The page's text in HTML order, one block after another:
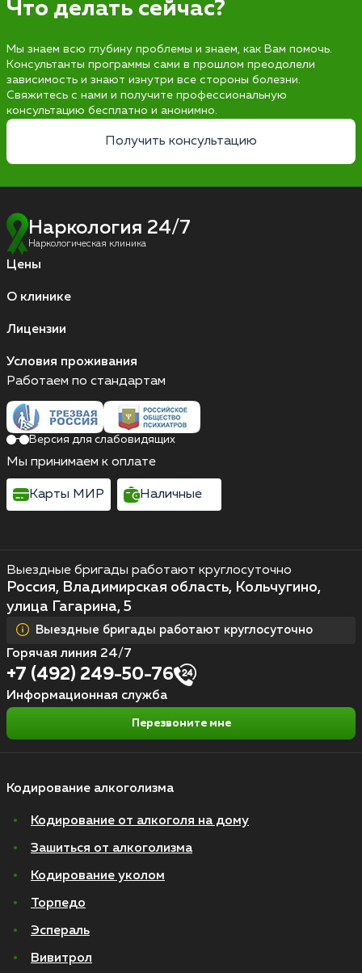
Что делать сейчас?
Мы знаем всю глубину проблемы и знаем, как Вам помочь.
Консультанты программы сами в прошлом преодолели
зависимость и знают изнутри все стороны болезни.
Свяжитесь с нами и получите профессиональную
консультацию бесплатно и анонимно.
Получить консультацию
Наркология 24/7
Наркологическая клиника
Цены
О клинике
Лицензии
Условия проживания
Кодирование алкоголизма
Кодирование от алкоголя на дому
Зашиться от алкоголизма
Кодирование уколом
Торпедо
Эспераль
Вивитрол
Выездные бригады работают круглосуточно
Россия, Владимирская область, Кольчугино,
улица Гагарина, 5
Выездные бригады работают круглосуточно
Горячая линия 24/7
+7 (492) 249-50-76
Информационная служба
Перезвоните мне
Работаем по стандартам
Версия для слабовидящих
Мы принимаем к оплате
Карты МИР Наличные